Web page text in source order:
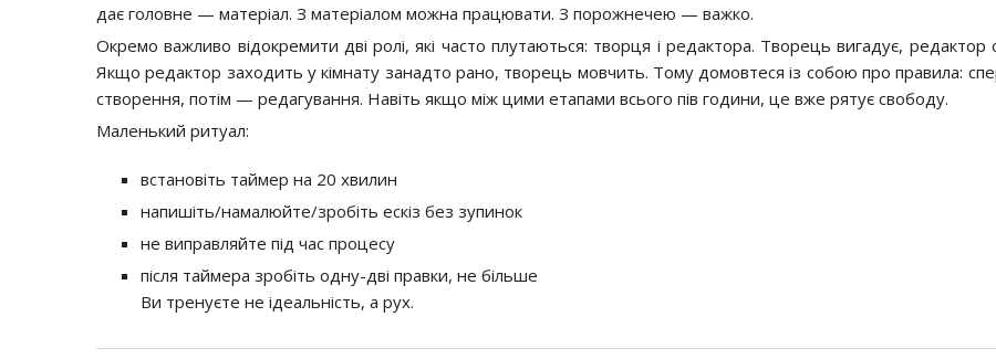
дає головне — матеріал. З матеріалом можна працювати. З порожнечею — важко.
Окремо важливо відокремити дві ролі, які часто плутаються: творця і редактора. Творець вигадує, редактор
Якщо редактор заходить у кімнату занадто рано, творець мовчить. Тому домовтеся із собою про правила:
створення, потім — редагування. Навіть якщо між цими етапами всього пів години, це вже рятує свободу.
Маленький ритуал:
встановіть таймер на 20 хвилин
напишіть/намалюйте/зробіть ескіз без зупинок
не виправляйте під час процесу
після таймера зробіть одну-дві правки, не більше
Ви тренуєте не ідеальність, а рух.